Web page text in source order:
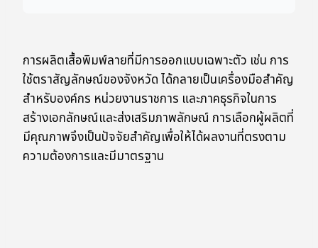
การผลิตเสื้อพิมพ์ลายที่มีการออกแบบเฉพาะตัว เช่น การ
ใช้ตราสัญลักษณ์ของจังหวัด ได้กลายเป็นเครื่องมือสำคัญ
สำหรับองค์กร หน่วยงานราชการ และภาคธุรกิจในการ
สร้างเอกลักษณ์และส่งเสริมภาพลักษณ์ การเลือกผู้ผลิตที่
มีคุณภาพจึงเป็นปัจจัยสำคัญเพื่อให้ได้ผลงานที่ตรงตาม
ความต้องการและมีมาตรฐาน